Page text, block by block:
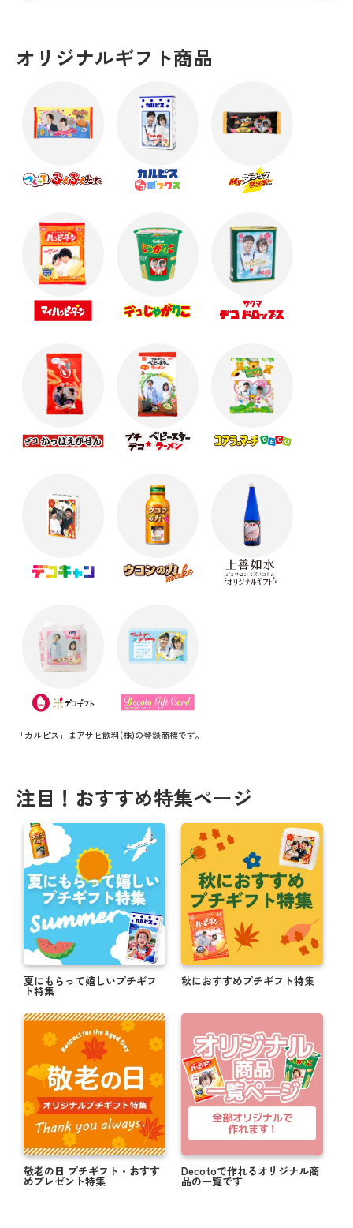
オリジナルギフト商品
「カルピス」はアサヒ飲料(株)の登録商標です。
注目！おすすめ特集ページ
夏にもらって嬉しいプチギフ
ト特集
秋におすすめプチギフト特集
敬老の日 プチギフト・おすす
めプレゼント特集
Decotoで作れるオリジナル商
品の一覧です